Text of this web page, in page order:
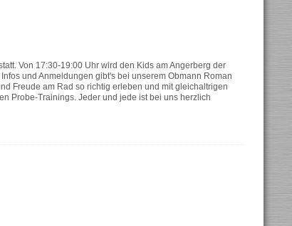
Von 17:30-19:00 Uhr wird den Kids am Angerberg der
und Anmeldungen gibt's bei unserem Obmann Roman
Freude am Rad so richtig erleben und mit gleichaltrigen
Probe-Trainings. Jeder und jede ist bei uns herzlich